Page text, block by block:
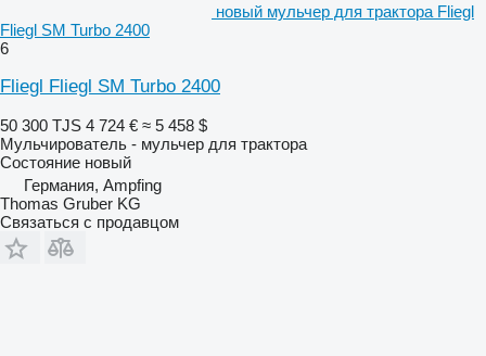
новый мульчер для трактора Fliegl
Fliegl SM Turbo 2400
6
Fliegl Fliegl SM Turbo 2400
50 300 TJS 4 724 € ≈ 5 458 $
Мульчирователь - мульчер для трактора
Состояние новый
Германия, Ampfing
Thomas Gruber KG
Связаться с продавцом